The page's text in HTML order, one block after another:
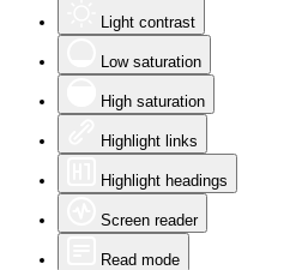
Light contrast
Low saturation
High saturation
Highlight links
Highlight headings
Screen reader
Read mode